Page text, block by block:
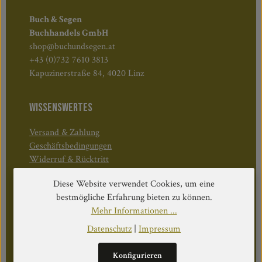
Buch & Segen
Buchhandels GmbH
shop@buchundsegen.at
+43 (0)732 7610 3813
Kapuzinerstraße 84, 4020 Linz
WISSENSWERTES
Versand & Zahlung
Geschäftsbedingungen
Widerruf & Rücktritt
Öffnungszeiten:
Mo–Do: 08:30–17:00 Uhr
Fr: 08:30–12:30 Uhr
Diese Website verwendet Cookies, um eine
bestmögliche Erfahrung bieten zu können.
Mehr Informationen ...
Datenschutz| Impressum
Konfigurieren